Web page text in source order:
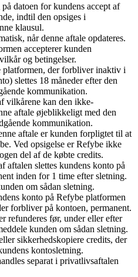
datoen for kundens accept af
indtil den opsiges i
klausul.
når denne aftale opdateres.
accepterer kunden
og betingelser.
der forbliver inaktiv i
slettes 18 måneder efter den
kommunikation.
vilkårene kan den ikke-
aftale øjeblikkeligt med den
kommunikation.
aftale er kunden forpligtet til at
Ved opsigelse er Refybe ikke
del af de købte credits.
aftalen slettes kundens konto på
inden for 1 time efter sletning.
om sådan sletning.
konto på Refybe platformen
forbliver på kontoen, permanent.
refunderes før, under eller efter
kunden om sådan sletning.
sikkerhedskopiere credits, der
kontosletning.
separat i privatlivsaftalen